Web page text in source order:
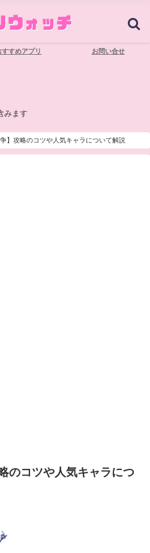
すすめアプリ お問い合せ
みます
争】攻略のコツや人気キャラについて解説
のコツや人気キャラにつ